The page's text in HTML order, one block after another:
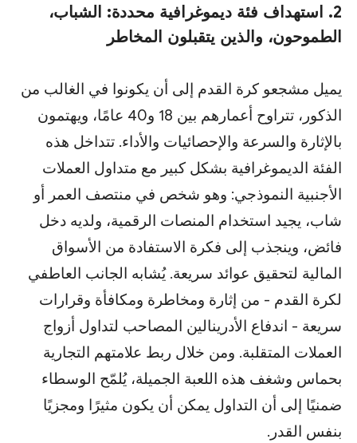
2. استهداف فئة ديموغرافية محددة: الشباب،
الطموحون، والذين يتقبلون المخاطر
يميل مشجعو كرة القدم إلى أن يكونوا في الغالب من
الذكور، تتراوح أعمارهم بين 18 و40 عامًا، ويهتمون
بالإثارة والسرعة والإحصائيات والأداء. تتداخل هذه
الفئة الديموغرافية بشكل كبير مع متداول العملات
الأجنبية النموذجي: وهو شخص في منتصف العمر أو
شاب، يجيد استخدام المنصات الرقمية، ولديه دخل
فائض، وينجذب إلى فكرة الاستفادة من الأسواق
المالية لتحقيق عوائد سريعة. يُشابه الجانب العاطفي
لكرة القدم - من إثارة ومخاطرة ومكافأة وقرارات
سريعة - اندفاع الأدرينالين المصاحب لتداول أزواج
العملات المتقلبة. ومن خلال ربط علامتهم التجارية
بحماس وشغف هذه اللعبة الجميلة، يُلمّح الوسطاء
ضمنيًا إلى أن التداول يمكن أن يكون مثيرًا ومجزيًا
بنفس القدر.